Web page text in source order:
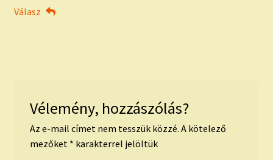
Válasz
Vélemény, hozzászólás?
Az e-mail címet nem tesszük közzé. A kötelező
mezőket * karakterrel jelöltük